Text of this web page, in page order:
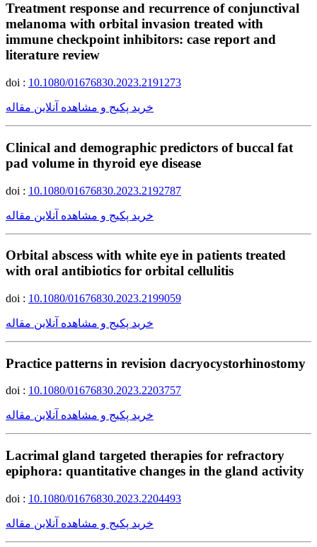
Treatment response and recurrence of conjunctival
melanoma with orbital invasion treated with
immune checkpoint inhibitors: case report and
literature review
doi : 10.1080/01676830.2023.2191273
خرید پکیج و مشاهده آنلاین مقاله
Clinical and demographic predictors of buccal fat
pad volume in thyroid eye disease
doi : 10.1080/01676830.2023.2192787
خرید پکیج و مشاهده آنلاین مقاله
Orbital abscess with white eye in patients treated
with oral antibiotics for orbital cellulitis
doi : 10.1080/01676830.2023.2199059
خرید پکیج و مشاهده آنلاین مقاله
Practice patterns in revision dacryocystorhinostomy
doi : 10.1080/01676830.2023.2203757
خرید پکیج و مشاهده آنلاین مقاله
Lacrimal gland targeted therapies for refractory
epiphora: quantitative changes in the gland activity
doi : 10.1080/01676830.2023.2204493
خرید پکیج و مشاهده آنلاین مقاله